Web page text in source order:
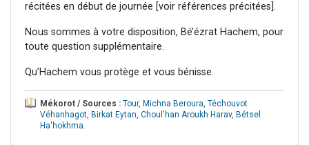
récitées en début de journée [voir références précitées].
Nous sommes à votre disposition, Bé’ézrat Hachem, pour
toute question supplémentaire.
Qu’Hachem vous protège et vous bénisse.
Mékorot / Sources : Tour, Michna Beroura, Téchouvot
Véhanhagot, Birkat Eytan, Choul'han Aroukh Harav, Bétsel
Ha'hokhma.